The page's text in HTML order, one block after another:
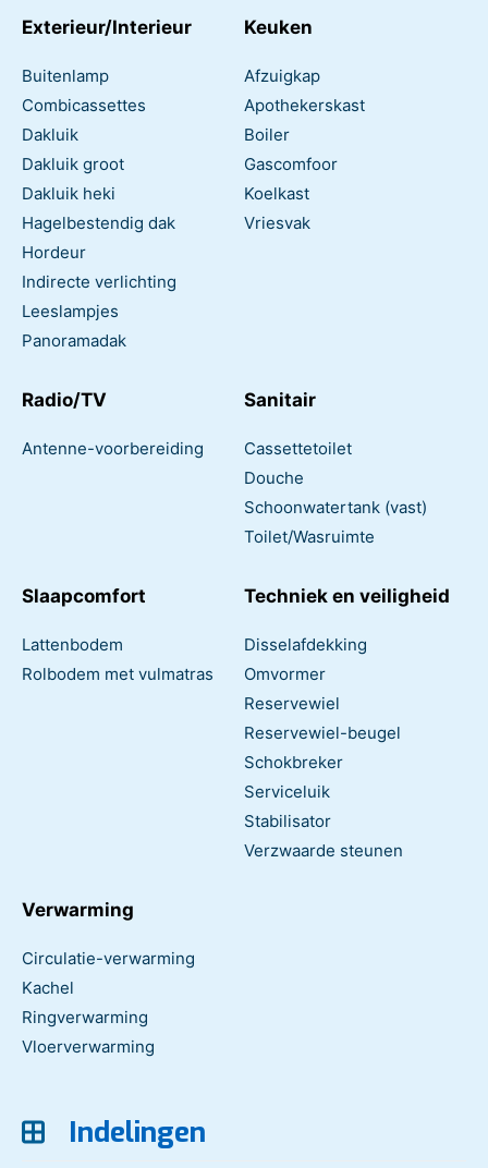
Exterieur/Interieur
Buitenlamp
Combicassettes
Dakluik
Dakluik groot
Dakluik heki
Hagelbestendig dak
Hordeur
Indirecte verlichting
Leeslampjes
Panoramadak
Keuken
Afzuigkap
Apothekerskast
Boiler
Gascomfoor
Koelkast
Vriesvak
Radio/TV
Antenne-voorbereiding
Sanitair
Cassettetoilet
Douche
Schoonwatertank (vast)
Toilet/Wasruimte
Slaapcomfort
Lattenbodem
Rolbodem met vulmatras
Techniek en veiligheid
Disselafdekking
Omvormer
Reservewiel
Reservewiel-beugel
Schokbreker
Serviceluik
Stabilisator
Verzwaarde steunen
Verwarming
Circulatie-verwarming
Kachel
Ringverwarming
Vloerverwarming
Indelingen